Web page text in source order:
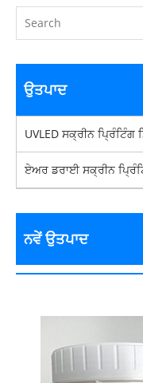
ਉਤਪਾਦ
UVLED ਸਕ੍ਰੀਨ ਪ੍ਰਿੰਟਿੰਗ
ਏਅਰ ਡਰਾਈ ਸਕ੍ਰੀਨ
ਨਵੇਂ ਉਤਪਾਦ